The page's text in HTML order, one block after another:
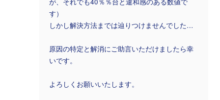
す）
しかし解決方法までは辿りつけませんでした…
原因の特定と解消にご助言いただけましたら幸
いです。
よろしくお願いいたします。